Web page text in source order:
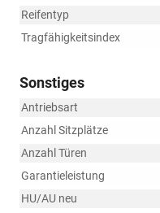
Reifentyp
Tragfähigkeitsindex
Sonstiges
Antriebsart
Anzahl Sitzplätze
Anzahl Türen
Garantieleistung
HU/AU neu